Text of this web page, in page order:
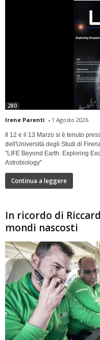
280
Irene Parenti - 1 Agosto 2026
Il 12 e il 13 Marzo si è tenuto
dell'Università degli Studi di
"LIFE Beyond Earth. Exploring
Astrobiology"
Continua a leggere
In ricordo di
mondi nascosti